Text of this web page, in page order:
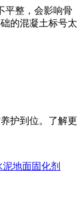
平整，会影响骨
的混凝土标号太
护到位。了解更
泥地面固化剂